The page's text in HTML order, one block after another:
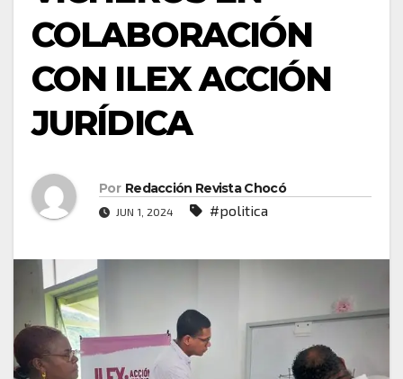
COLABORACIÓN
CON ILEX ACCIÓN
JURÍDICA
Por Redacción Revista Chocó
JUN 1, 2024 #politica